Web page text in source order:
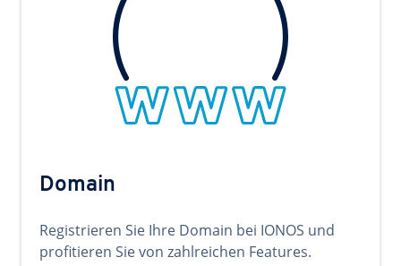
Domain
Registrieren Sie Ihre Domain bei IONOS und
profitieren Sie von zahlreichen Features.